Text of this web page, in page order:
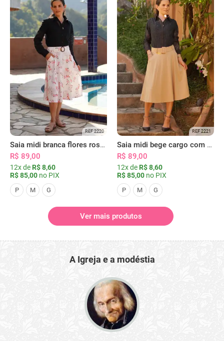
REF 2220
Saia midi branca flores rosas com bolsos
R$ 89,00
12x de R$ 8,60
R$ 85,00 no PIX
P M G
REF 2221
Saia midi bege cargo com bolsos
R$ 89,00
12x de R$ 8,60
R$ 85,00 no PIX
P M G
Ver mais produtos
A Igreja e a modéstia